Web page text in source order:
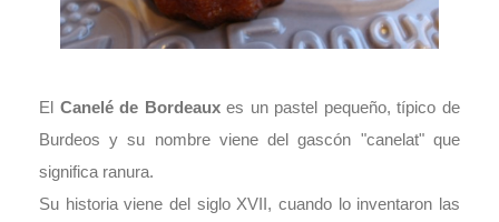
El Canelé de Bordeauxes un pastel pequeño, típico de
Burdeos y su nombre viene del gascón "canelat" que
significa ranura.
Su historia viene del siglo XVII, cuando lo inventaron las